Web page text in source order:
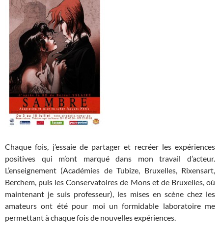
Chaque fois, j’essaie de partager et recréer les expériences
positives qui m’ont marqué dans mon travail d’acteur.
L’enseignement (Académies de Tubize, Bruxelles, Rixensart,
Berchem, puis les Conservatoires de Mons et de Bruxelles, où
maintenant je suis professeur), les mises en scène chez les
amateurs ont été pour moi un formidable laboratoire me
permettant à chaque fois de nouvelles expériences.